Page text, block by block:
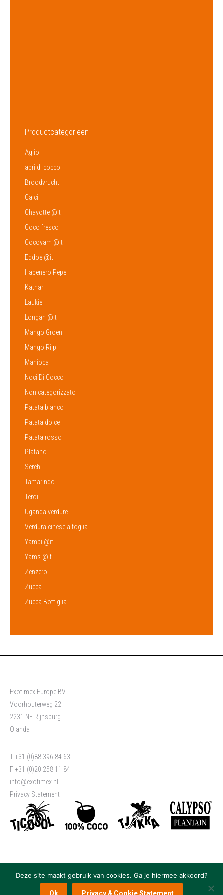
Productcategorieën
Aglio
apri di cocco
Broodvrucht
Calci
Chayotte @it
Coco fresco
Cocoyam @it
Eddoe @it
Habenero Pepe
Kathar
Laukie
Longan @it
Mango Groen
Mango Rijp
Manioca
Noci Di Cocco
Non categorizzato
Patata bianco
Patata dolce
Patata rosso
Platano
Sereh
Tamarindo
Teroi
Uganda verdure
Verdura cinese a foglia
Yampi @it
Yams @it
Zenzero
Zucca
Zucca Bottiglia
Exotimex Europe BV
Voorhouterweg 22
2231 NE Rijnsburg
Olanda
T +31 (0)88 396 84 63
F +31 (0)20 258 11 84
info@exotimex.nl
Privacy Statement
Deze site maakt gebruik van cookies. Ga je hiermee akkoord?
Ok Privacy & Cookie Statement